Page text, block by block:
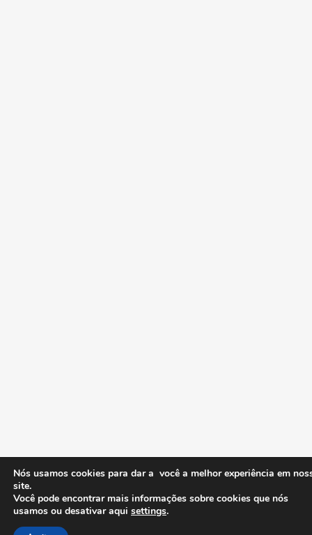
Nós usamos cookies para dar a você a melhor experiência em
site.
Você pode encontrar mais informações sobre cookies que nós
usamos ou desativar aqui settings.